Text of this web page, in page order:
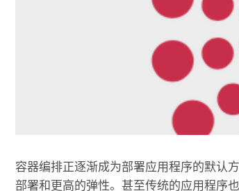
容器编排正逐渐成为部署应用程序的默认
部署和更高的弹性。甚至传统的应用程序